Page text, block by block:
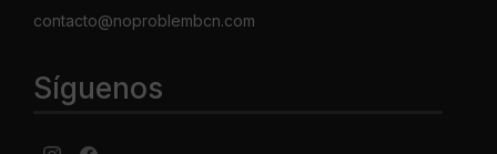
contacto@noproblembcn.com
Síguenos